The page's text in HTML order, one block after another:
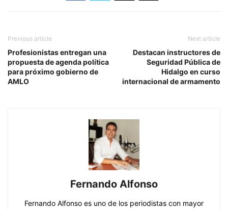
Previous article
Profesionistas entregan una
propuesta de agenda política
para próximo gobierno de
AMLO
Next article
Destacan instructores de
Seguridad Pública de
Hidalgo en curso
internacional de armamento
Fernando Alfonso
Fernando Alfonso es uno de los periodistas con mayor